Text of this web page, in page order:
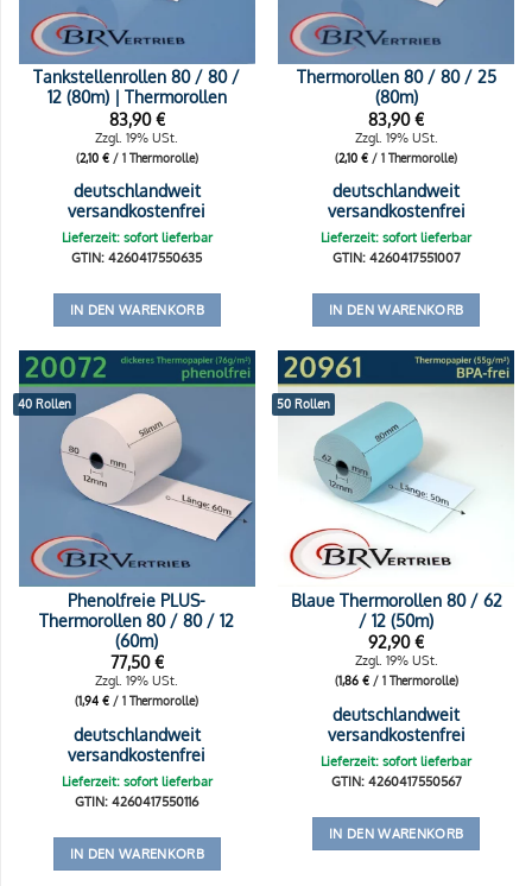
Tankstellenrollen 80 / 80 /
12 (80m) | Thermorollen
83,90€
Zzgl. 19% USt.
(2,10 €/ 1 Thermorolle)
deutschlandweit
versandkostenfrei
Lieferzeit: sofort lieferbar
GTIN: 4260417550635
IN DEN WARENKORB
Thermorollen 80 / 80 / 25
(80m)
83,90€
Zzgl. 19% USt.
(2,10€ / 1 Thermorolle)
deutschlandweit
versandkostenfrei
Lieferzeit: sofort lieferbar
GTIN: 4260417551007
IN DEN WARENKORB
40 Rollen
Phenolfreie PLUS-
Thermorollen 80 / 80 / 12
(60m)
77,50€
Zzgl. 19% USt.
(1,94€ / 1 Thermorolle)
deutschlandweit
versandkostenfrei
Lieferzeit: sofort lieferbar
GTIN: 4260417550116
IN DEN WARENKORB
50 Rollen
Blaue Thermorollen 80 / 62
/ 12 (50m)
92,90€
Zzgl. 19% USt.
(1,86 €/ 1 Thermorolle)
deutschlandweit
versandkostenfrei
Lieferzeit: sofort lieferbar
GTIN: 4260417550567
IN DEN WARENKORB